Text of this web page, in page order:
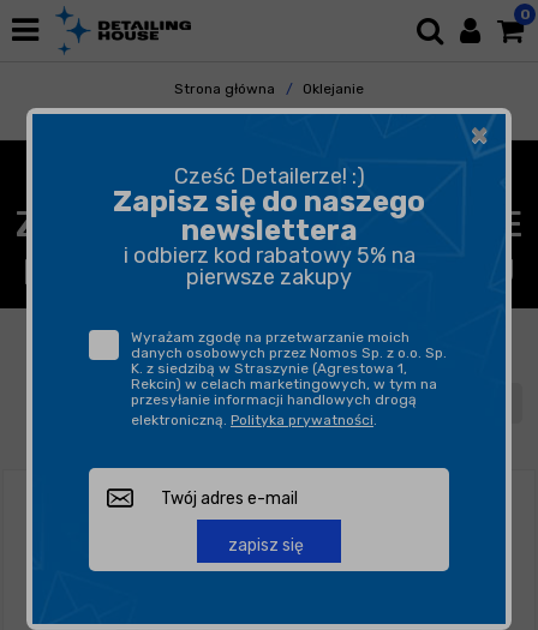
0
Strona główna
Oklejanie
Folie samochodowe
CAR WRAPPING, FOLIE DO
ZMIANY KOLORU I OCHRONNE
DO OKLEJANIA SAMOCHODU
FILTROWANIE SORTUJ
1 2 3
×
Cześć Detailerze! :)
Zapisz się do naszego
newslettera
i odbierz kod rabatowy 5% na
pierwsze zakupy
Wyrażam zgodę na przetwarzanie moich
danych osobowych przez Nomos Sp. z o.o. Sp.
K. z siedzibą w Straszynie (Agrestowa 1,
Rekcin) w celach marketingowych, w tym na
przesyłanie informacji handlowych drogą
elektroniczną. Polityka prywatności.
zapisz się